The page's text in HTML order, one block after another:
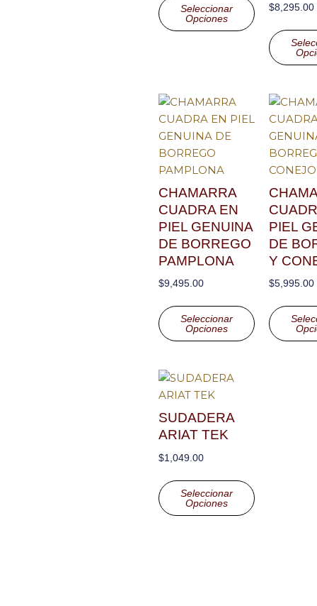
Seleccionar
Opciones
$8,295.00
CHAMARRA
CUADRA EN
PIEL GENUINA
DE BORREGO
PAMPLONA
$9,495.00
Seleccionar
Opciones
PIEL
DE
Y
$5,995.00
SUDADERA
ARIAT TEK
$1,049.00
Seleccionar
Opciones